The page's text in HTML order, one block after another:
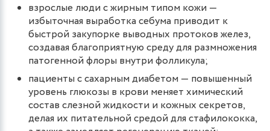
взрослые люди с жирным типом кожи —
избыточная выработка себума приводит к
быстрой закупорке выводных протоков желез,
создавая благоприятную среду для размножения
патогенной флоры внутри фолликула;
пациенты с сахарным диабетом — повышенный
уровень глюкозы в крови меняет химический
состав слезной жидкости и кожных секретов,
делая их питательной средой для стафилококка,